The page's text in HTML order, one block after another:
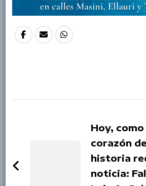
Navigation
Hoy,
corazón
historia
noticia: